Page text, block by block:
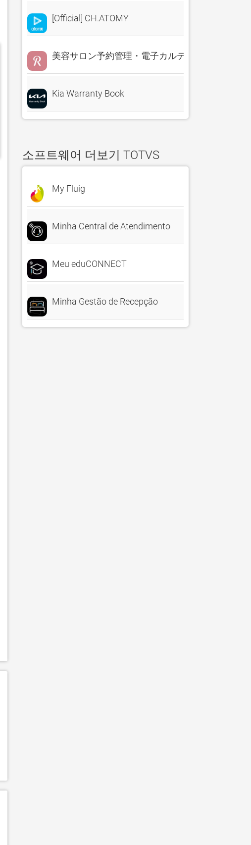
[Official] CH.ATOMY
美容サロン予約管理・電子カルテ・売上分析
Kia Warranty Book
소프트웨어 더보기 TOTVS
My Fluig
Minha Central de Atendimento
Meu eduCONNECT
Minha Gestão de Recepção